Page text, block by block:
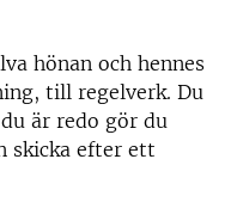
hönan och hennes
till regelverk. Du
är redo gör du
skicka efter ett